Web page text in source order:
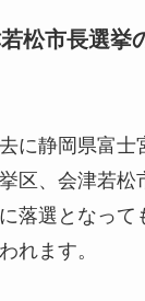
松市長選挙
に静岡県富士
区、会津若松
落選となって
れます。